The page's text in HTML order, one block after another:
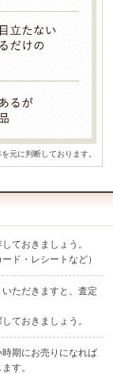
元に判断しております。
ておきましょう。
ド・レシートなど）
ただきますと、査定
ておきましょう。
期にお売りになれば
す。